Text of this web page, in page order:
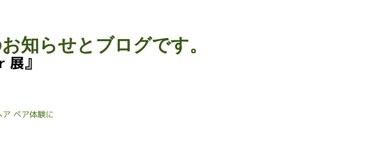
』
ア ベア体験に
知らせとブログです。